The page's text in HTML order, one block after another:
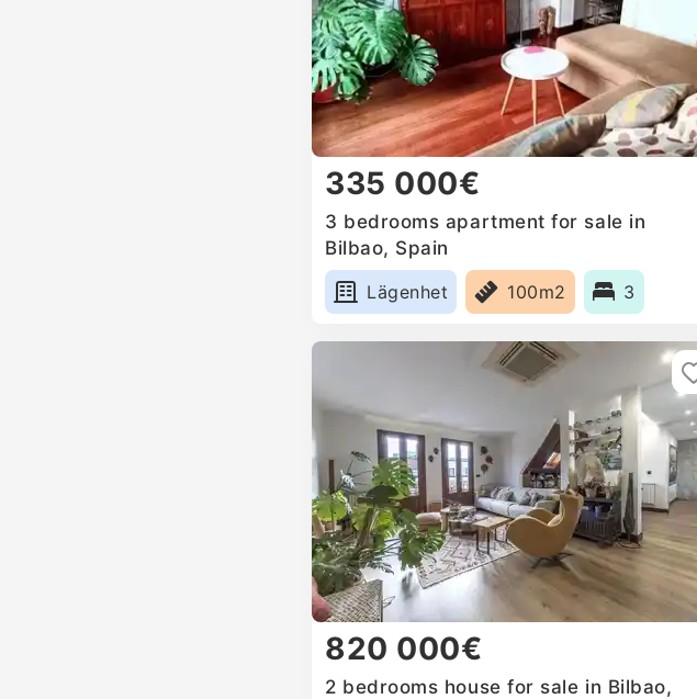
335 000€
3 bedrooms apartment for sale in
Bilbao, Spain
Lägenhet
100m2 3
820 000€
2 bedrooms house for sale in Bilbao,